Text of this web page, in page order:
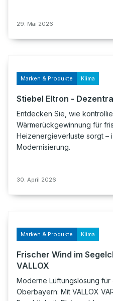
29. Mai 2026
Marken & Produkte Klima
Stiebel Eltron -
Entdecken Sie, wie
Wärmerückgewinnung für
Heizenergieverluste sorgt –
Modernisierung.
30. April 2026
Marken & Produkte Klima
Frischer Wind im
VALLOX
Moderne Lüftungslösung
Oberbayern: Mit VALLOX